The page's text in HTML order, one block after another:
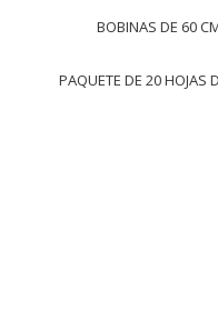
BOBINAS DE 60
PAQUETE DE 20 HOJAS